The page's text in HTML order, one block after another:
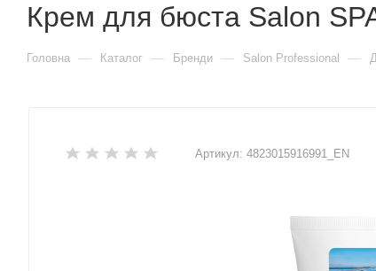
Крем для бюста Salon
Головна — Каталог — Бренди — Salon Professional —
Артикул: 4823015916991_EN